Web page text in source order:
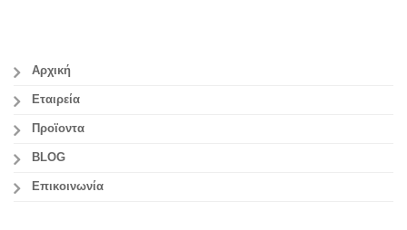
Αρχική
Εταιρεία
Προϊοντα
BLOG
Επικοινωνία